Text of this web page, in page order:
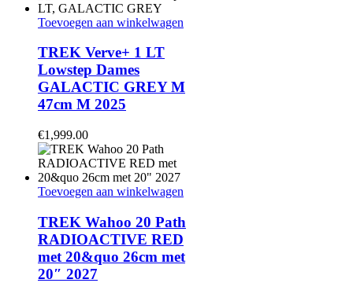
Toevoegen aan winkelwagen
TREK Verve+ 1 LT
Lowstep Dames
GALACTIC GREY M
47cm M 2025
€1,999.00
Toevoegen aan winkelwagen
TREK Wahoo 20 Path
RADIOACTIVE RED
met 20&quo 26cm met
20″ 2027